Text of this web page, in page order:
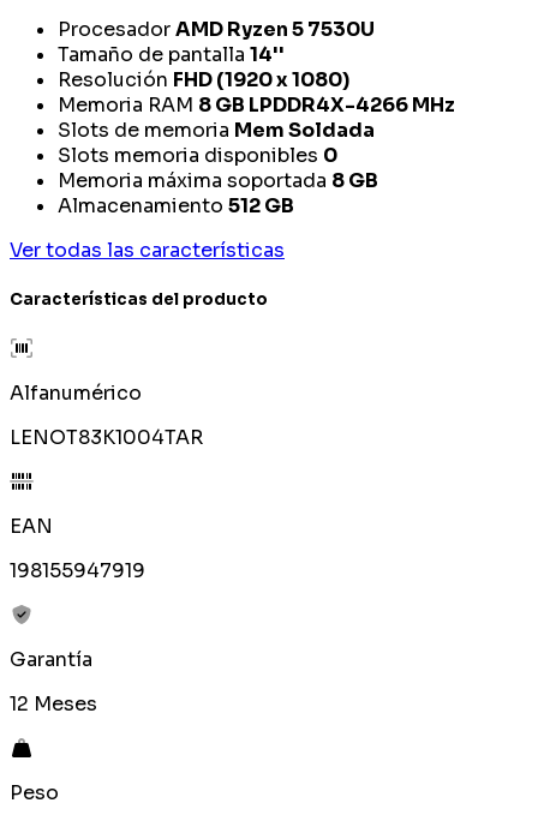
ProcesadorAMD Ryzen 5 7530U
Tamaño de pantalla 14''
Resolución FHD (1920 x 1080)
Memoria RAM 8 GB LPDDR4X-4266 MHz
Slots de memoria Mem Soldada
Slots memoria disponibles 0
Memoria máxima soportada 8 GB
Almacenamiento 512 GB
Ver todas las características
Características del producto
Alfanumérico
LENOT83K1004TAR
EAN
198155947919
Garantía
12 Meses
Peso